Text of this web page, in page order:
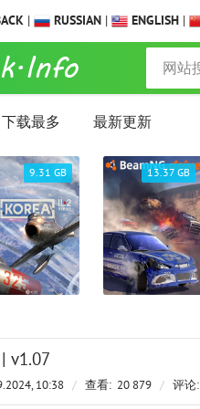
| RUSSIAN | ENGLISH |
下载最多 最新更新
9.31 GB 13.37 GB
v1.07
10:38 / 查看: 20 879 / 评论: